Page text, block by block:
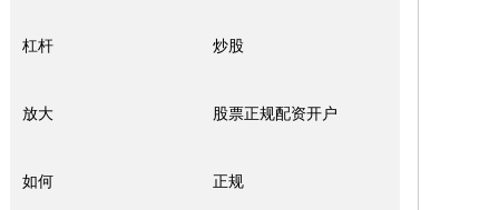
杠杆 炒股
放大 股票正规配资开户
如何 正规